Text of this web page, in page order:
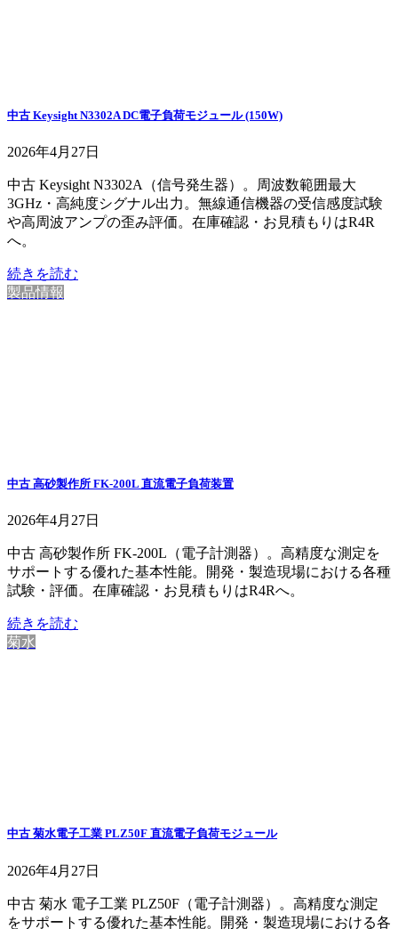
中古 Keysight N3302A DC電子負荷モジュール (150W)
2026年4月27日
中古 Keysight N3302A（信号発生器）。周波数範囲最大
3GHz・高純度シグナル出力。無線通信機器の受信感度試験
や高周波アンプの歪み評価。在庫確認・お見積もりはR4R
へ。
続きを読む
製品情報
中古 高砂製作所 FK-200L 直流電子負荷装置
2026年4月27日
中古 高砂製作所 FK-200L（電子計測器）。高精度な測定を
サポートする優れた基本性能。開発・製造現場における各種
試験・評価。在庫確認・お見積もりはR4Rへ。
続きを読む
菊水
中古 菊水電子工業 PLZ50F 直流電子負荷モジュール
2026年4月27日
中古 菊水 電子工業 PLZ50F（電子計測器）。高精度な測定
をサポートする優れた基本性能。開発・製造現場における各